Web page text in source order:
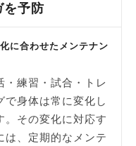
を予防
に合わせたメンテナン
・練習・試合・トレ
で身体は常に変化し
。その変化に対応す
は、定期的なメンテ